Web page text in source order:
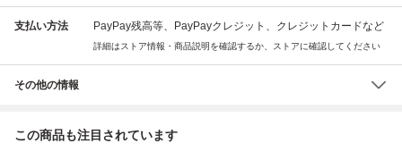
支払い方法 PayPay残高等、PayPayクレジット、クレジットカードなど
詳細はストア情報・商品説明を確認するか、ストアに確認してください
その他の情報
この商品も注目されています